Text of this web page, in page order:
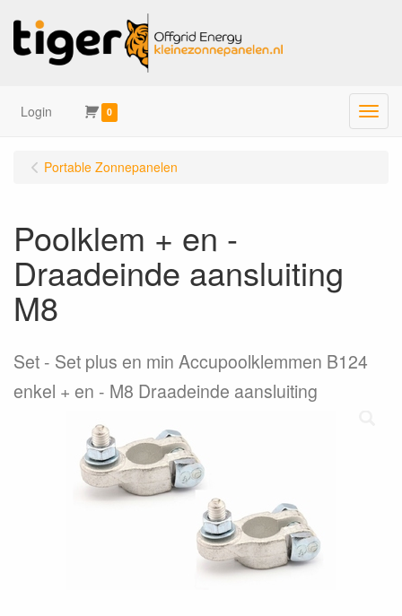
Login 0 Menu
Portable Zonnepanelen
Poolklem + en -
Draadeinde aansluiting
M8
Set
Set plus en min Accupoolklemmen B124
enkel + en - M8 Draadeinde aansluiting